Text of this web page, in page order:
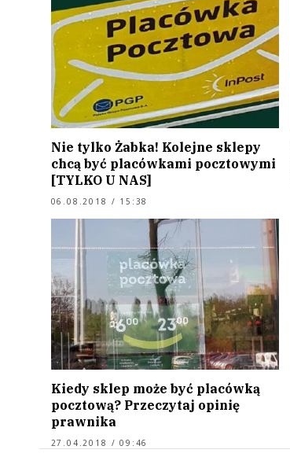
Nie tylko Żabka! Kolejne sklepy
chcą być placówkami pocztowymi
[TYLKO U NAS]
06.08.2018 / 15:38
Kiedy sklep może być placówką
pocztową? Przeczytaj opinię
prawnika
27.04.2018 / 09:46